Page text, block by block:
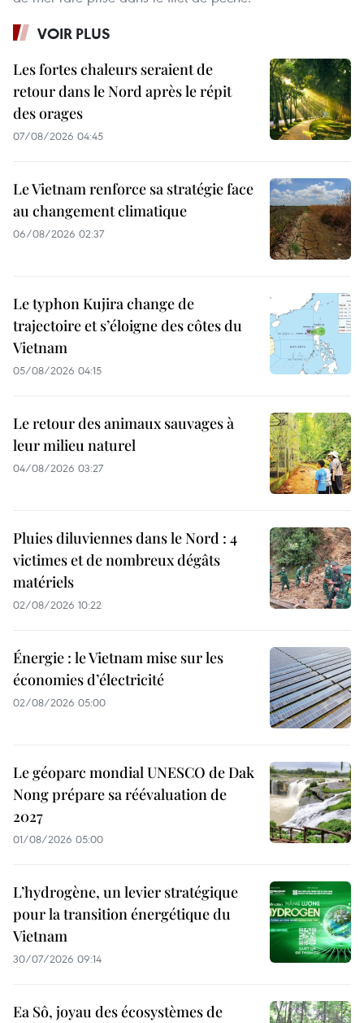
VOIR PLUS
Les fortes chaleurs seraient de
retour dans le Nord après le répit
des orages
07/08/2026 04:45
Le Vietnam renforce sa stratégie face
au changement climatique
06/08/2026 02:37
Le typhon Kujira change de
trajectoire et s’éloigne des côtes du
Vietnam
05/08/2026 04:15
Le retour des animaux sauvages à
leur milieu naturel
04/08/2026 03:27
Pluies diluviennes dans le Nord : 4
victimes et de nombreux dégâts
matériels
02/08/2026 10:22
Énergie : le Vietnam mise sur les
économies d’électricité
02/08/2026 05:00
Le géoparc mondial UNESCO de Dak
Nong prépare sa réévaluation de
2027
01/08/2026 05:00
L’hydrogène, un levier stratégique
pour la transition énergétique du
Vietnam
30/07/2026 09:14
Ea Sô, joyau des écosystèmes de